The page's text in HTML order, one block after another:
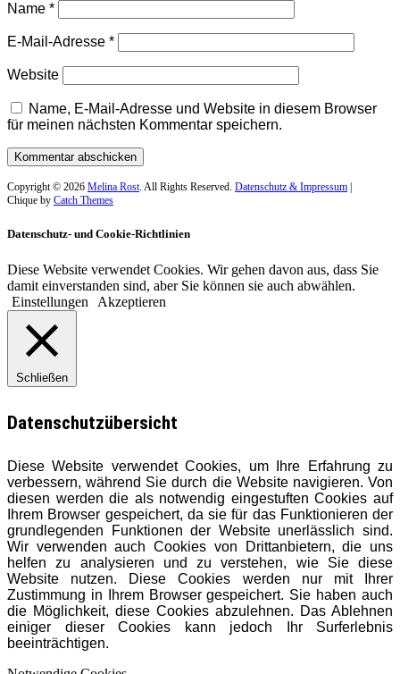
Name *
E-Mail-Adresse *
Website
Name, E-Mail-Adresse und Website in diesem Browser
für meinen nächsten Kommentar speichern.
Copyright © 2026 Melina Rost. All Rights Reserved. Datenschutz & Impressum
Chique by Catch Themes
Datenschutz- und Cookie-Richtlinien
Diese Website verwendet Cookies. Wir gehen davon aus, dass Sie
damit einverstanden sind, aber Sie können sie auch abwählen.
Einstellungen
Akzeptieren
Schließen
Datenschutzübersicht
Diese Website verwendet Cookies, um Ihre Erfahrung zu
verbessern, während Sie durch die Website navigieren. Von
diesen werden die als notwendig eingestuften Cookies auf
Ihrem Browser gespeichert, da sie für das Funktionieren der
grundlegenden Funktionen der Website unerlässlich sind.
Wir verwenden auch Cookies von Drittanbietern, die uns
helfen zu analysieren und zu verstehen, wie Sie diese
Website nutzen. Diese Cookies werden nur mit Ihrer
Zustimmung in Ihrem Browser gespeichert. Sie haben auch
die Möglichkeit, diese Cookies abzulehnen. Das Ablehnen
einiger dieser Cookies kann jedoch Ihr Surferlebnis
beeinträchtigen.